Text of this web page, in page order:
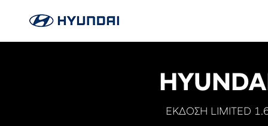
ΕΚΔΟΣΗ LIMITED